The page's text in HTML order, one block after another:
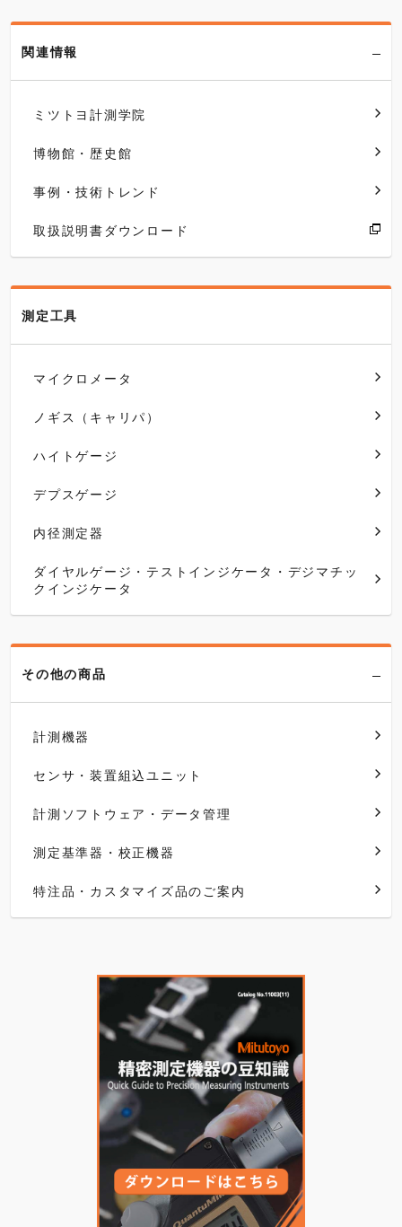
関連情報
ミツトヨ計測学院
博物館・歴史館
事例・技術トレンド
取扱説明書ダウンロード
測定工具
マイクロメータ
ノギス（キャリパ）
ハイトゲージ
デプスゲージ
内径測定器
ダイヤルゲージ・テストインジケータ・デジマチッ
クインジケータ
その他の商品
計測機器
センサ・装置組込ユニット
計測ソフトウェア・データ管理
測定基準器・校正機器
特注品・カスタマイズ品のご案内